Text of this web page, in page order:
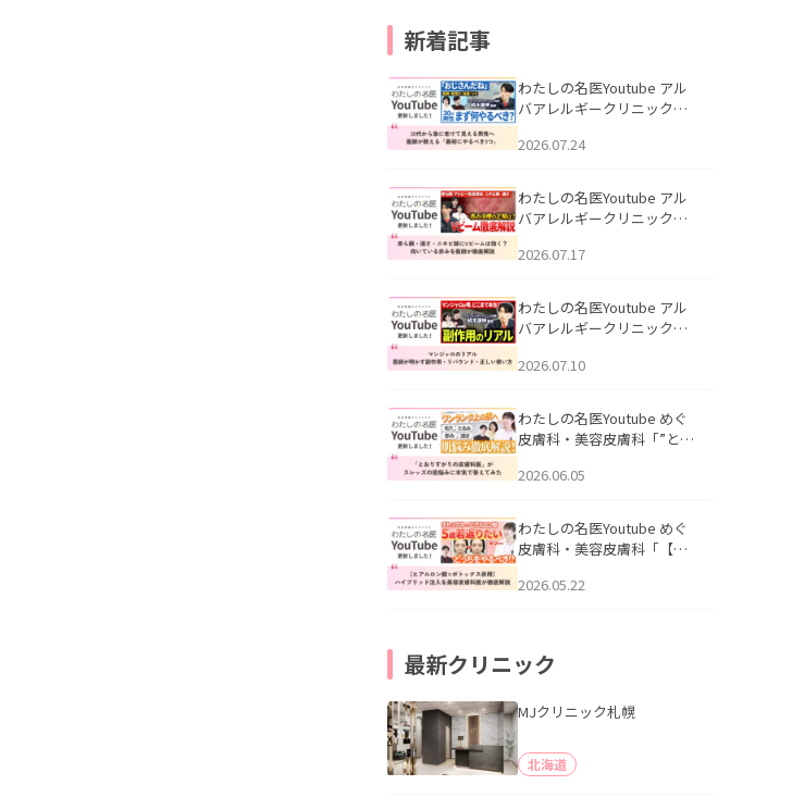
新着記事
わたしの名医Youtube アル
バアレルギークリニック札
える男性へ｜医師が教える
公開いたしました。
2026.07.24
わたしの名医Youtube アル
バアレルギークリニック札
跡にVビームは効く？向いて
説」を公開いたしました。
2026.07.17
わたしの名医Youtube アル
バアレルギークリニック札
医師が明かす副作用・リバ
公開いたしました。
2026.07.10
わたしの名医Youtube めぐ
皮膚科・美容皮膚科「”とお
ッズの肌悩みに本気で答え
た。
2026.06.05
わたしの名医Youtube めぐ
皮膚科・美容皮膚科「【ヒ
用】ハイブリッド注入を美
2026.05.22
最新クリニック
MJクリニック札幌
北海道